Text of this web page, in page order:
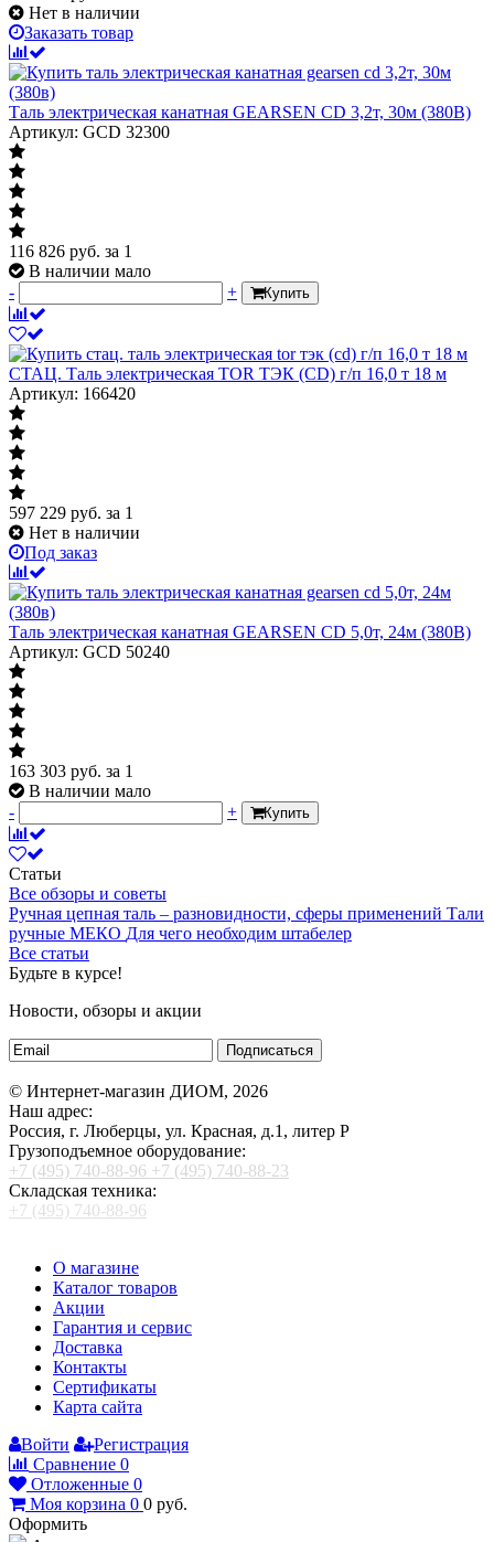
Нет в наличии
Заказать товар
Таль электрическая канатная GEARSEN CD 3,2т, 30м (380В)
Артикул: GCD 32300
116 826 руб. за 1
В наличии мало
-
+ Купить
СТАЦ. Таль электрическая TOR ТЭК (CD) г/п 16,0 т 18 м
Артикул: 166420
597 229 руб. за 1
Нет в наличии
Под заказ
Таль электрическая канатная GEARSEN CD 5,0т, 24м (380В)
Артикул: GCD 50240
163 303 руб. за 1
В наличии мало
-
+ Купить
Статьи
Все обзоры и советы
Ручная цепная таль – разновидности, сферы применений Тали
ручные МЕКО Для чего необходим штабелер
Все статьи
Будьте в курсе!
Новости, обзоры и акции
Подписаться
© Интернет-магазин ДИОМ, 2026
Наш адрес:
Россия, г. Люберцы, ул. Красная, д.1, литер Р
Грузоподъемное оборудование:
+7 (495) 740-88-96 +7 (495) 740-88-23
Складская техника:
+7 (495) 740-88-96
О магазине
Каталог товаров
Акции
Гарантия и сервис
Доставка
Контакты
Сертификаты
Карта сайта
Войти
Регистрация
Сравнение 0
Отложенные 0
Моя корзина 0 0 руб.
Оформить